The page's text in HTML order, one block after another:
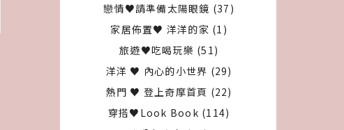
戀情♥請準備太陽眼鏡 (37)
家居佈置♥ 洋洋的家 (1)
旅遊♥吃喝玩樂 (51)
洋洋 ♥ 內心的小世界 (29)
熱門 ♥ 登上奇摩首頁 (22)
穿搭♥Look Book (114)